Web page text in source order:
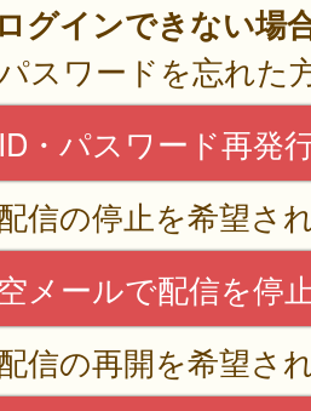
ログインできない場
スワードを忘れた
ID・パスワード再発
信の停止を希望さ
空メールで配信を停
信の再開を希望さ